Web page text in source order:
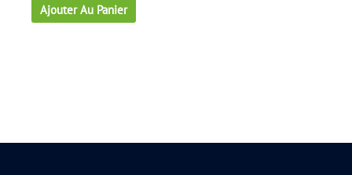
Ajouter Au Panier